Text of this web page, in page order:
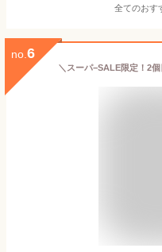
全てのおす
no. 6